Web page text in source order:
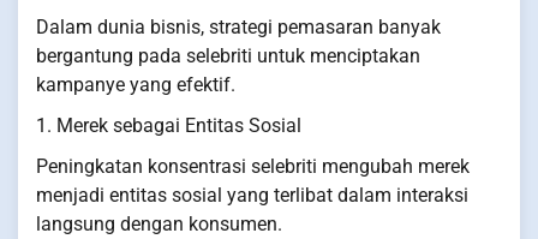
Dalam dunia bisnis, strategi pemasaran banyak
bergantung pada selebriti untuk menciptakan
kampanye yang efektif.
1. Merek sebagai Entitas Sosial
Peningkatan konsentrasi selebriti mengubah merek
menjadi entitas sosial yang terlibat dalam interaksi
langsung dengan konsumen.